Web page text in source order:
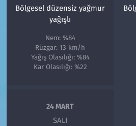
Bölgesel düzensiz yağmur
yağışlı
Nem: %84
Rüzgar: 13 km/h
Yağış Olasılığı: %84
Kar Olasılığı: %22
24 MART
SALI